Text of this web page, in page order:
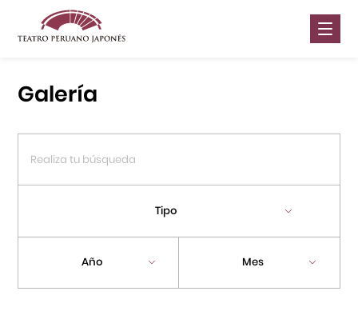
Centro Cultural Peruano Japonés
Galería
Tipo
Año Mes